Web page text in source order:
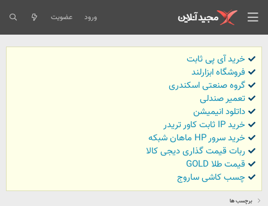
ورود عضویت
خرید آی پی ثابت
فروشگاه ابزارلند
گروه صنعتی اسکندری
تعمیر صندلی
داتلود انیمیشن
خرید IP ثابت کاور تریدر
خرید سرور HP ماهان شبکه
ربات قیمت گذاری دیجی کالا
قیمت طلا GOLD
چسب کاشی ساروج
برچسب ها